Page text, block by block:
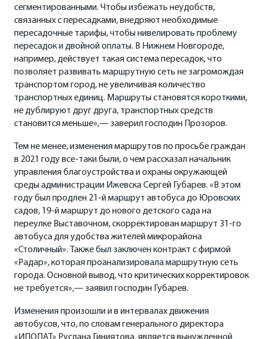
сегментированными. Чтобы избежать неудобств,
связанных с пересадками, внедряют необходимые
пересадочные тарифы, чтобы нивелировать проблему
пересадок и двойной оплаты. В Нижнем Новгороде,
например, действует такая система пересадок, что
позволяет развивать маршрутную сеть не загромождая
транспортом город, не увеличивая количество
транспортных единиц. Маршруты становятся короткими,
не дублируют друг друга, транспортных средств
становится меньше»,— заверил господин Прозоров.
Тем не менее, изменения маршрутов по просьбе граждан
в 2021 году все-таки были, о чем рассказал начальник
управления благоустройства и охраны окружающей
среды администрации Ижевска Сергей Губарев. «В этом
году был продлен 21-й маршрут автобуса до Юровских
садов, 19-й маршрут до нового детского сада на
переулке Выставочном, скорректирован маршрут 31-го
автобуса для удобства жителей микрорайона
«Столичный». Также был заключен контракт с фирмой
«Радар», которая проанализировала маршрутную сеть
города. Основной вывод, что критических корректировок
не требуется»,— заявил господин Губарев.
Изменения произошли и в интервалах движения
автобусов, что, по словам генерального директора
«ИПОПАТ» Руслана Гиниятова, является вынужденной